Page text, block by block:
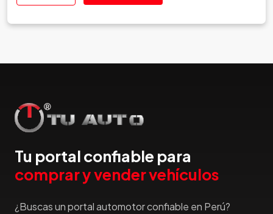
Tu portal confiable para
comprar y vender vehículos
¿Buscas un portal automotor confiable en Perú?